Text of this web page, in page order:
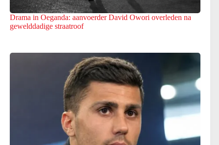
Drama in Oeganda: aanvoerder David Owori overleden na
gewelddadige straatroof